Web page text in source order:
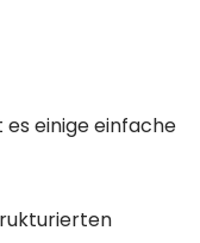
es einige einfache